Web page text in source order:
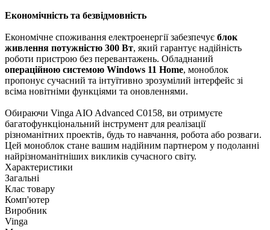
Економічність та безвідмовність
Економічне споживання електроенергії забезпечує блок
живлення потужністю 300 Вт, який гарантує надійність
роботи пристрою без перевантажень. Обладнаний
операційною системою Windows 11 Home, моноблок
пропонує сучасний та інтуїтивно зрозумілий інтерфейс зі
всіма новітніми функціями та оновленнями.
Обираючи Vinga AIO Advanced C0158, ви отримуєте
багатофункціональний інструмент для реалізації
різноманітних проектів, будь то навчання, робота або розваги.
Цей моноблок стане вашим надійним партнером у подоланні
найрізноманітніших викликів сучасного світу.
Характеристики
Загальні
Клас товару
Комп'ютер
Виробник
Vinga